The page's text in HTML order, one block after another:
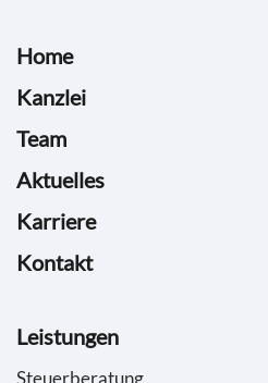
Home
Kanzlei
Team
Aktuelles
Karriere
Kontakt
Leistungen
Steuerberatung